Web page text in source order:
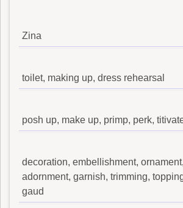
Zina
toilet, making up, dress rehearsal
posh up, make up, primp, perk,
decoration, embellishment, ornament,
adornment, garnish, trimming,
gaud